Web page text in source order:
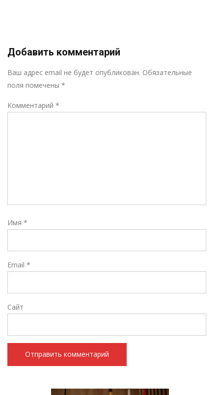
Добавить комментарий
Ваш адрес email не будет опубликован. Обязательные
поля помечены *
Комментарий *
Имя *
Email *
Сайт